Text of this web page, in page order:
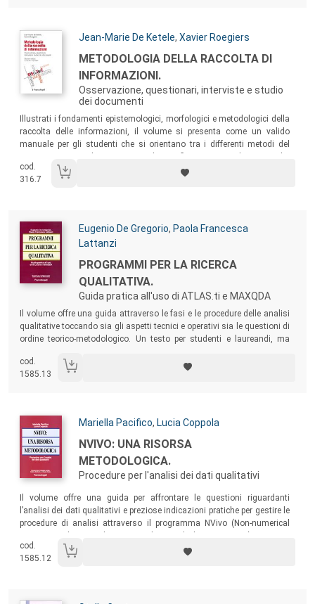
Autori:
Jean-Marie De Ketele, Xavier Roegiers
Titolo:
METODOLOGIA DELLA RACCOLTA DI
INFORMAZIONI.
Osservazione, questionari, interviste e studio
dei documenti
Sommario:
Illustrati i fondamenti epistemologici, morfologici e metodologici della
raccolta delle informazioni, il volume si presenta come un valido
manuale per gli studenti che si orientano tra i differenti metodi del
intendono approfondire una delle componenti fondamentali del proprio
lavoro.
cod.
316.7
Autori:
Eugenio De Gregorio, Paola Francesca
Lattanzi
Titolo:
PROGRAMMI PER LA RICERCA
QUALITATIVA.
Guida pratica all'uso di ATLAS.ti e MAXQDA
Il volume offre una guida attraverso le fasi e le procedure delle analisi
qualitative toccando sia gli aspetti tecnici e operativi sia le questioni di
ordine teorico-metodologico. Un testo per studenti e laureandi, ma
cod.
1585.13
Autori:
Mariella Pacifico, Lucia Coppola
Titolo:
NVIVO: UNA RISORSA
METODOLOGICA.
Procedure per l'analisi dei dati qualitativi
Sommario:
Il volume offre una guida per affrontare le questioni riguardanti
l’analisi dei dati qualitativi e preziose indicazioni pratiche per gestire le
procedure di analisi attraverso il programma NVivo (Non-numerical
cod.
1585.12